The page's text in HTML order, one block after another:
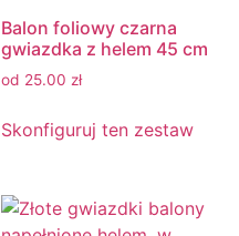
Balon foliowy czarna
gwiazdka z helem 45 cm
od 25.00 zł
Skonfiguruj ten zestaw